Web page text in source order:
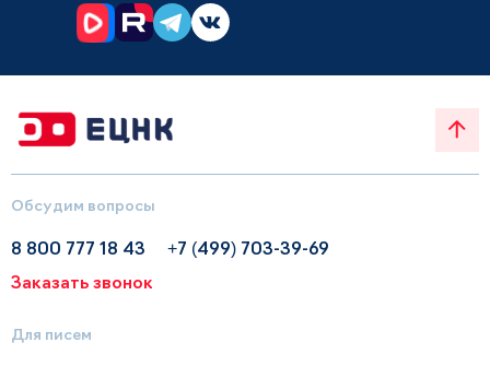
Обсудим вопросы
8 800 777 18 43
+7 (499) 703-39-69
Заказать звонок
Для писем